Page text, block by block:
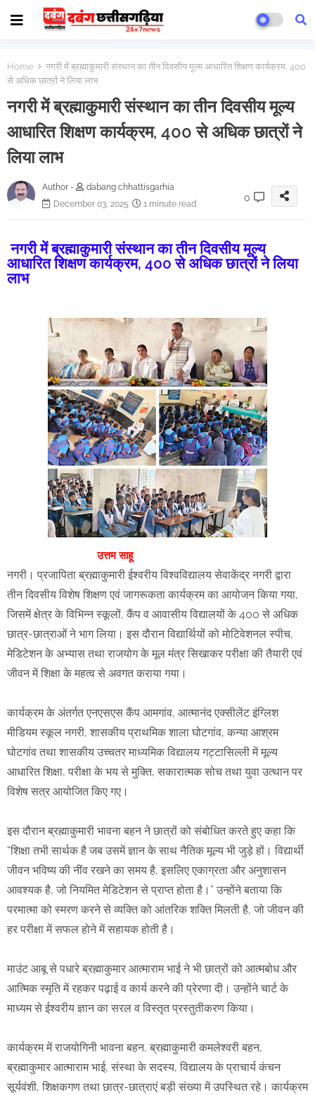
Home
नगरी में ब्रह्माकुमारी संस्थान का तीन दिवसीय मूल्य आधारित शिक्षण कार्यक्रम, 400
से अधिक छात्रों ने लिया लाभ
नगरी में ब्रह्माकुमारी संस्थान का तीन दिवसीय मूल्य
आधारित शिक्षण कार्यक्रम, 400 से अधिक छात्रों ने
लिया लाभ
Author -
dabang chhattisgarhia
December 03, 2025
1 minute read
0
नगरी में ब्रह्माकुमारी संस्थान का तीन दिवसीय मूल्य
आधारित शिक्षण कार्यक्रम, 400 से अधिक छात्रों ने लिया
लाभ
उत्तम साहू
नगरी। प्रजापिता ब्रह्माकुमारी ईश्वरीय विश्वविद्यालय सेवाकेंद्र नगरी द्वारा
तीन दिवसीय विशेष शिक्षण एवं जागरूकता कार्यक्रम का आयोजन किया गया,
जिसमें क्षेत्र के विभिन्न स्कूलों, कैंप व आवासीय विद्यालयों के 400 से अधिक
छात्र-छात्राओं ने भाग लिया। इस दौरान विद्यार्थियों को मोटिवेशनल स्पीच,
मेडिटेशन के अभ्यास तथा राजयोग के मूल मंत्र सिखाकर परीक्षा की तैयारी एवं
जीवन में शिक्षा के महत्व से अवगत कराया गया।
कार्यक्रम के अंतर्गत एनएसएस कैंप आमगांव, आत्मानंद एक्सीलेंट इंग्लिश
मीडियम स्कूल नगरी, शासकीय प्राथमिक शाला घोटगांव, कन्या आश्रम
घोटगांव तथा शासकीय उच्चतर माध्यमिक विद्यालय गट्टासिल्ली में मूल्य
आधारित शिक्षा, परीक्षा के भय से मुक्ति, सकारात्मक सोच तथा युवा उत्थान पर
विशेष सत्र आयोजित किए गए।
इस दौरान ब्रह्माकुमारी भावना बहन ने छात्रों को संबोधित करते हुए कहा कि
“शिक्षा तभी सार्थक है जब उसमें ज्ञान के साथ नैतिक मूल्य भी जुड़े हों। विद्यार्थी
जीवन भविष्य की नींव रखने का समय है, इसलिए एकाग्रता और अनुशासन
आवश्यक है, जो नियमित मेडिटेशन से प्राप्त होता है।” उन्होंने बताया कि
परमात्मा को स्मरण करने से व्यक्ति को आंतरिक शक्ति मिलती है, जो जीवन की
हर परीक्षा में सफल होने में सहायक होती है।
माउंट आबू से पधारे ब्रह्माकुमार आत्माराम भाई ने भी छात्रों को आत्मबोध और
आत्मिक स्मृति में रहकर पढ़ाई व कार्य करने की प्रेरणा दी। उन्होंने चार्ट के
माध्यम से ईश्वरीय ज्ञान का सरल व विस्तृत प्रस्तुतीकरण किया।
कार्यक्रम में राजयोगिनी भावना बहन, ब्रह्माकुमारी कमलेश्वरी बहन,
ब्रह्माकुमार आत्माराम भाई, संस्था के सदस्य, विद्यालय के प्राचार्य कंचन
सूर्यवंशी, शिक्षकगण तथा छात्र-छात्राएं बड़ी संख्या में उपस्थित रहे। कार्यक्रम